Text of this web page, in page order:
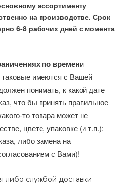
ассортименту
на производстве. Срок
6-8 рабочих дней с момента
по времени
имеются с Вашей
понимать, к какой дате
что бы принять правильное
то товара может не
цвете, упаковке (и т.п.):
либо замена на
с Вами)!
либо службой доставки